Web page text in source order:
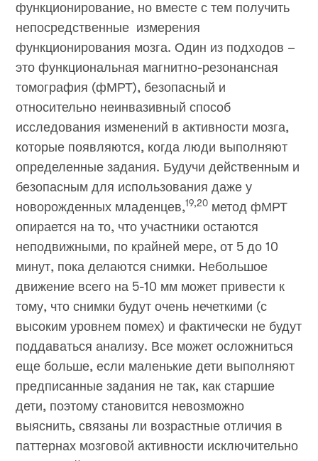
функционирование, но вместе с тем получить
непосредственные измерения
функционирования мозга. Один из подходов –
это функциональная магнитно-резонансная
томография (фМРТ), безопасный и
относительно неинвазивный способ
исследования изменений в активности мозга,
которые появляются, когда люди выполняют
определенные задания. Будучи действенным и
безопасным для использования даже у
новорожденных младенцев,19,20 метод фМРТ
опирается на то, что участники остаются
неподвижными, по крайней мере, от 5 до 10
минут, пока делаются снимки. Небольшое
движение всего на 5-10 мм может привести к
тому, что снимки будут очень нечеткими (с
высоким уровнем помех) и фактически не будут
поддаваться анализу. Все может осложниться
еще больше, если маленькие дети выполняют
предписанные задания не так, как старшие
дети, поэтому становится невозможно
выяснить, связаны ли возрастные отличия в
паттернах мозговой активности исключительно